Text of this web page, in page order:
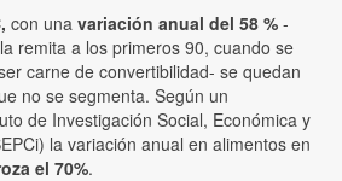
con una variación anual del 58 % -
remita a los primeros 90, cuando se
carne de convertibilidad- se quedan
no se segmenta. Según un
de Investigación Social, Económica y
la variación anual en alimentos en
el 70%.